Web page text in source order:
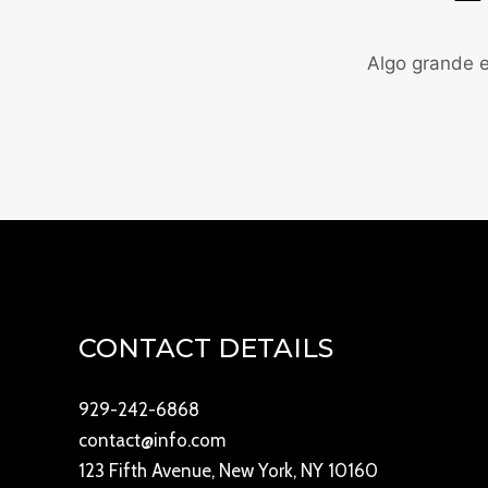
Algo grande
CONTACT DETAILS
929-242-6868
contact@info.com
123 Fifth Avenue, New York, NY 10160